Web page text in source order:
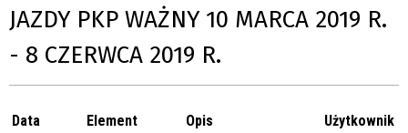
JAZDY PKP WAŻNY 10 MARCA 2019 R.
- 8 CZERWCA 2019 R.
Data
Element Opis Użytkownik